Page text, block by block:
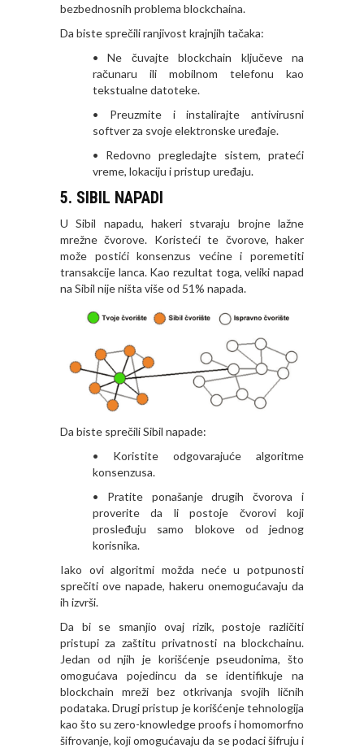
bezbednosnih problema blockchaina.
Da biste sprečili ranjivost krajnjih tačaka:
• Ne čuvajte blockchain ključeve na
računaru ili mobilnom telefonu kao
tekstualne datoteke.
• Preuzmite i instalirajte antivirusni
softver za svoje elektronske uređaje.
• Redovno pregledajte sistem, prateći
vreme, lokaciju i pristup uređaju.
5. SIBIL NAPADI
U Sibil napadu, hakeri stvaraju brojne lažne
mrežne čvorove. Koristeći te čvorove, haker
može postići konsenzus većine i poremetiti
transakcije lanca. Kao rezultat toga, veliki napad
na Sibil nije ništa više od 51% napada.
Da biste sprečili Sibil napade:
• Koristite odgovarajuće algoritme
konsenzusa.
• Pratite ponašanje drugih čvorova i
proverite da li postoje čvorovi koji
prosleđuju samo blokove od jednog
korisnika.
Iako ovi algoritmi možda neće u potpunosti
sprečiti ove napade, hakeru onemogućavaju da
ih izvrši.
Da bi se smanjio ovaj rizik, postoje različiti
pristupi za zaštitu privatnosti na blockchainu.
Jedan od njih je korišćenje pseudonima, što
omogućava pojedincu da se identifikuje na
blockchain mreži bez otkrivanja svojih ličnih
podataka. Drugi pristup je korišćenje tehnologija
kao što su zero-knowledge proofs i homomorfno
šifrovanje, koji omogućavaju da se podaci šifruju i